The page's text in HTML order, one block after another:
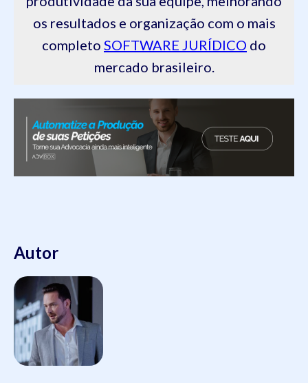
os resultados e organização com o mais
completo SOFTWARE JURÍDICO do
mercado brasileiro.
Autor